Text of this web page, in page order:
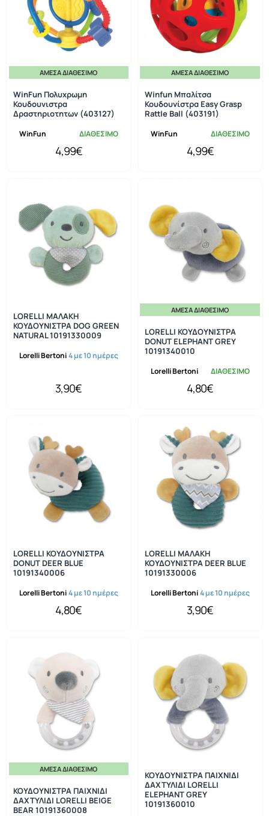
ΆΜΕΣΑ ΔΙΑΘΈΣΙΜΟ
WinFun ΔΙΑΘΕΣΙΜΟ
WinFun Πολυχρωμη
Κουδουνιστρα
Δραστηριοτητων (403127)
4,99€
ΆΜΕΣΑ ΔΙΑΘΈΣΙΜΟ
WinFun ΔΙΑΘΕΣΙΜΟ
Winfun Μπαλίτσα
Κουδουνίστρα Easy Grasp
Rattle Ball (403191)
4,99€
Lorelli Bertoni4 με 10 ημέρες
LORELLI ΜΑΛΑΚΗ
ΚΟΥΔΟΥΝΙΣΤΡΑ DOG GREEN
NATURAL 10191330009
3,90€
ΆΜΕΣΑ ΔΙΑΘΈΣΙΜΟ
Lorelli Bertoni ΔΙΑΘΕΣΙΜΟ
LORELLI ΚΟΥΔΟΥΝΙΣΤΡΑ
DONUT ELEPHANT GREY
10191340010
4,80€
Lorelli Bertoni4 με 10 ημέρες
LORELLI ΚΟΥΔΟΥΝΙΣΤΡΑ
DONUT DEER BLUE
10191340006
4,80€
Lorelli Bertoni4 με 10 ημέρες
LORELLI ΜΑΛΑΚΗ
ΚΟΥΔΟΥΝΙΣΤΡΑ DEER BLUE
10191330006
3,90€
ΆΜΕΣΑ ΔΙΑΘΈΣΙΜΟ
ΚΟΥΔΟΥΝΙΣΤΡΑ ΠΑΙΧΝΙΔΙ
ΔΑΧΤΥΛΙΔΙ LORELLI BEIGE
BEAR 10191360008
ΚΟΥΔΟΥΝΙΣΤΡΑ ΠΑΙΧΝΙΔΙ
ΔΑΧΤΥΛΙΔΙ LORELLI
ELEPHANT GREY
10191360010